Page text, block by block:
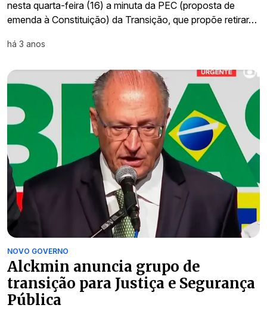
nesta quarta-feira (16) a minuta da PEC (proposta de
emenda à Constituição) da Transição, que propõe retirar…
há 3 anos
NOVO GOVERNO
Alckmin anuncia grupo de
transição para Justiça e Segurança
Pública